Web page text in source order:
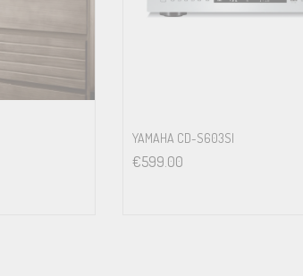
YAMAHA CD-S603SI
€599.00